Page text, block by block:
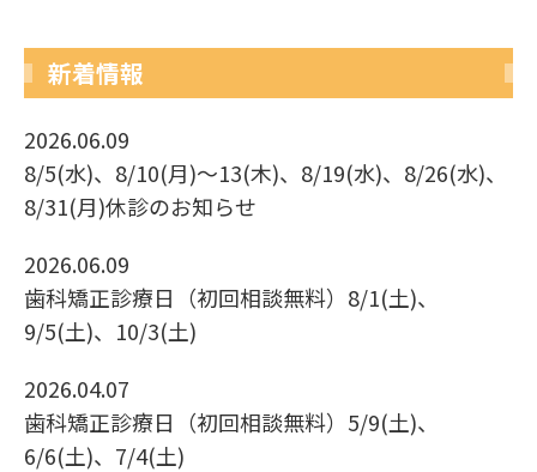
新着情報
2026.06.09
8/5(水)、8/10(月)〜13(木)、8/19(水)、8/26(水)、
8/31(月)休診のお知らせ
2026.06.09
歯科矯正診療日（初回相談無料）8/1(土)、
9/5(土)、10/3(土)
2026.04.07
歯科矯正診療日（初回相談無料）5/9(土)、
6/6(土)、7/4(土)